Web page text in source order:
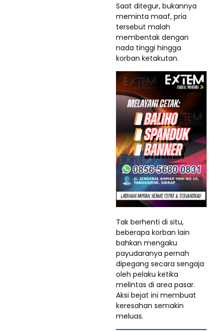
Saat ditegur, bukannya
meminta maaf, pria
tersebut malah
membentak dengan
nada tinggi hingga
korban ketakutan.
Tak berhenti di situ,
beberapa korban lain
bahkan mengaku
payudaranya pernah
dipegang secara sengaja
oleh pelaku ketika
melintas di area pasar.
Aksi bejat ini membuat
keresahan semakin
meluas.